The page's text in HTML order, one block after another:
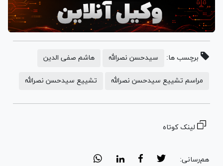
برچسب ها: سیدحسن نصرالله هاشم صفی الدین
مراسم تشییع سیدحسن نصرالله تشییع سیدحسن نصرالله
لینک کوتاه
هم‌رسانی: